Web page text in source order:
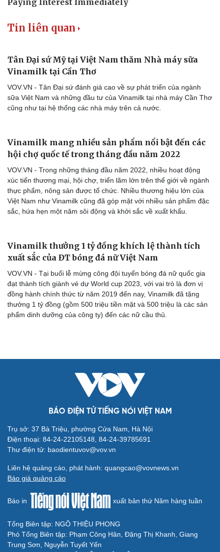
Cải chính
Tin liên quan
Tân Đại sứ Mỹ tại Việt Nam thăm Nhà máy sữa
Vinamilk tại Cần Thơ
VOV.VN - Tân Đại sứ đánh giá cao về sự phát triển của ngành
sữa Việt Nam và những đầu tư của Vinamilk tại nhà máy Cần Thơ
cũng như tại hệ thống các nhà máy trên cả nước.
Vinamilk mang nhiều sản phẩm nổi bật đến các
hội chợ quốc tế trong tháng đầu năm 2022
VOV.VN - Trong những tháng đầu năm 2022, nhiều hoạt động
xúc tiến thương mại, hội chợ, triển lãm lớn trên thế giới về ngành
thực phẩm, nông sản được tổ chức. Nhiều thương hiệu lớn của
Việt Nam như Vinamilk cũng đã góp mặt với nhiều sản phẩm đặc
sắc, hứa hẹn một năm sôi động và khởi sắc về xuất khẩu.
Vinamilk thưởng 1 tỷ đồng khích lệ thành tích
xuất sắc của ĐT bóng đá nữ Việt Nam
VOV.VN - Tại buổi lễ mừng công đội tuyển bóng đá nữ quốc gia
đạt thành tích giành vé dự World cup 2023, với vai trò là đơn vị
đồng hành chính thức từ năm 2019 đến nay, Vinamilk đã tặng
thưởng 1 tỷ đồng (gồm 500 triệu tiền mặt và 500 triệu là các sản
phẩm dinh dưỡng của công ty) đến các nữ cầu thủ.
BÁO ĐIỆN TỬ TIẾNG NÓI VIỆT NAM
Trụ sở: 37 Bà Triệu, phường Cửa Nam, Hà Nội
Điện thoại: 84-24-22105148, 84-24-39785691
Thư điện tử: baodientuvov@vov.vn
Liên hệ quảng cáo, phát hành: quangcao@vovnews.vn
Báo giá quảng cáo
Báo in xuất bản thứ Năm hàng tuần
Tổng Biên tập: NGÔ THIỆU PHONG
Phó Tổng Biên tập: Phạm Công Hân, Đặng Thị Khanh, Giang
Trung Sơn, Nguyễn Tuyết Yến